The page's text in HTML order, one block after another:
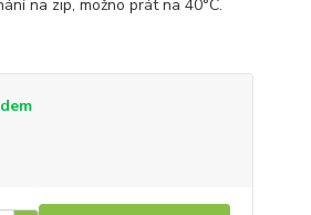
na zip, možno prát na 40°C.